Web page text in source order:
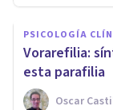
PSICOLOGÍA
Vorarefilia:
esta parafilia
Oscar